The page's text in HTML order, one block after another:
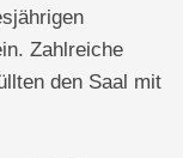
Zahlreiche
den Saal mit